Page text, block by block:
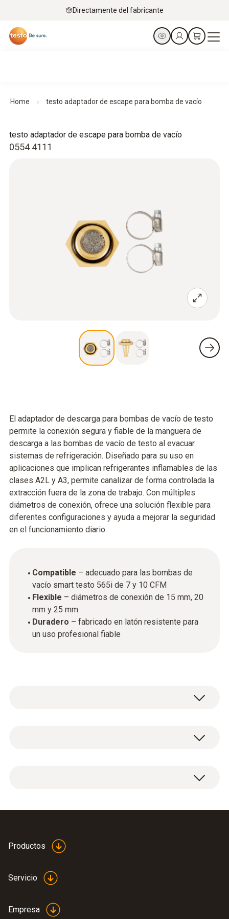
Directamente del fabricante
Home testo adaptador de escape para bomba de vacío
0554 4111
testo adaptador de escape para bomba de vacío
El adaptador de descarga para bombas de vacío de testo
permite la conexión segura y fiable de la manguera de
descarga a las bombas de vacío de testo al evacuar
sistemas de refrigeración. Diseñado para su uso en
aplicaciones que implican refrigerantes inflamables de las
clases A2L y A3, permite canalizar de forma controlada la
extracción fuera de la zona de trabajo. Con múltiples
diámetros de conexión, ofrece una solución flexible para
diferentes configuraciones y ayuda a mejorar la seguridad
en el funcionamiento diario.
Compatible – adecuado para las bombas de
vacío smart testo 565i de 7 y 10 CFM
Flexible – diámetros de conexión de 15 mm, 20
mm y 25 mm
Duradero – fabricado en latón resistente para
un uso profesional fiable
El adaptador de escape para bomba de vacío
de vacío y la manguera de escape, el
de escape puedan dirigirse lejos de fuentes
de ignición cercanas o de espacios cerrados.
Fabricado en latón, el adaptador está diseñado
testo adaptador de escape para bomba de
Productos
Servicio
Empresa